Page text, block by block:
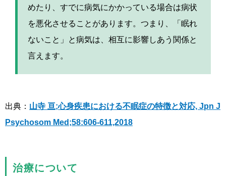
めたり、すでに病気にかかっている場合は病状
を悪化させることがあります。つまり、「眠れ
ないこと」と病気は、相互に影響しあう関係と
言えます。
出典： 山寺 亘;心身疾患における不眠症の特徴と対応, Jpn J
Psychosom Med;58:606-611,2018
治療について